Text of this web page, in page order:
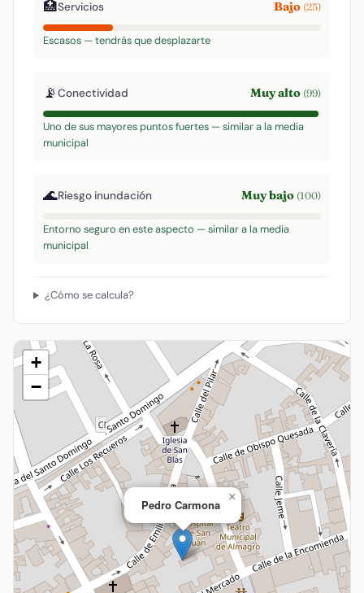
🏥Servicios Bajo (25)
Escasos — tendrás que desplazarte
📡Conectividad Muy alto (99)
Uno de sus mayores puntos fuertes — similar a la media
municipal
🌊Riesgo inundación Muy bajo (100)
Entorno seguro en este aspecto — similar a la media
municipal
¿Cómo se calcula?
Pedro Carmona
×
+
−